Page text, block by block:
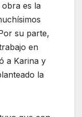
es la
su parte,
en
a Karina y
la